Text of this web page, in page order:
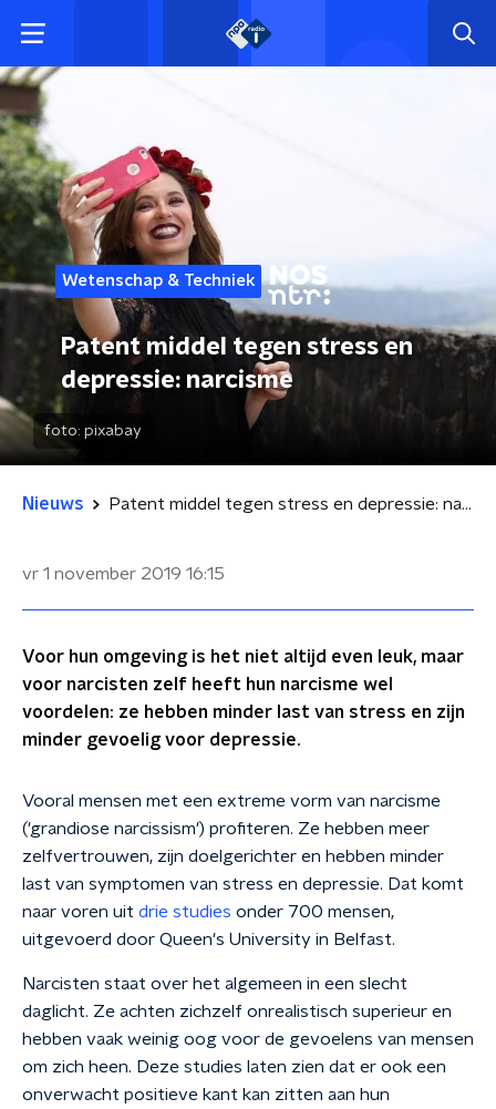
Wetenschap & Techniek
Patent middel tegen stress en
depressie: narcisme
foto: pixabay
Nieuws Patent middel tegen stress en depressie: narcisme
vr 1 november 2019 16:15
Voor hun omgeving is het niet altijd even leuk, maar
voor narcisten zelf heeft hun narcisme wel
voordelen: ze hebben minder last van stress en zijn
minder gevoelig voor depressie.
Vooral mensen met een extreme vorm van narcisme
('grandiose narcissism') profiteren. Ze hebben meer
zelfvertrouwen, zijn doelgerichter en hebben minder
last van symptomen van stress en depressie. Dat komt
naar voren uit drie studies onder 700 mensen,
uitgevoerd door Queen's University in Belfast.
Narcisten staat over het algemeen in een slecht
daglicht. Ze achten zichzelf onrealistisch superieur en
hebben vaak weinig oog voor de gevoelens van mensen
om zich heen. Deze studies laten zien dat er ook een
onverwacht positieve kant kan zitten aan hun